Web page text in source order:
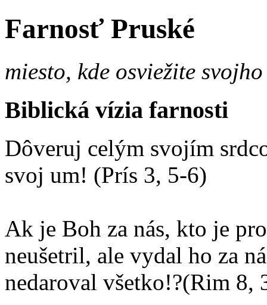
Farnosť Pruské
miesto, kde osviežite
Biblická vízia farnosti
Dôveruj celým svojím
svoj um! (Prís 3, 5-6)
Ak je Boh za nás, kto je
neušetril, ale vydal ho za
nedaroval všetko!?(Rim 8,